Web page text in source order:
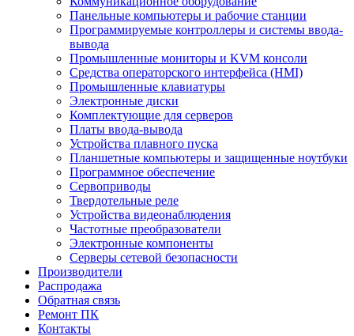
Панельные компьютеры и рабочие станции
Программируемые контроллеры и системы ввода-
вывода
Промышленные мониторы и KVM консоли
Средства операторского интерфейса (HMI)
Промышленные клавиатуры
Электронные диски
Комплектующие для серверов
Платы ввода-вывода
Устройства плавного пуска
Планшетные компьютеры и защищенные ноутбуки
Программное обеспечение
Сервоприводы
Твердотельные реле
Устройства видеонаблюдения
Частотные преобразователи
Электронные компоненты
Серверы сетевой безопасности
Производители
Распродажа
Обратная связь
Ремонт ПК
Контакты